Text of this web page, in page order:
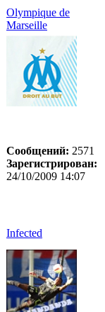
Olympique de
Marseille
Сообщений: 2571
Зарегистрирован:
24/10/2009 14:07
Infected